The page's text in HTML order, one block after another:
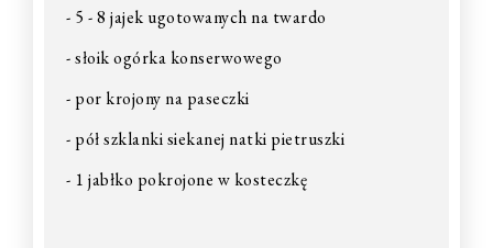
- 5 - 8 jajek ugotowanych na twardo
- słoik ogórka konserwowego
- por krojony na paseczki
- pół szklanki siekanej natki pietruszki
- 1 jabłko pokrojone w kosteczkę